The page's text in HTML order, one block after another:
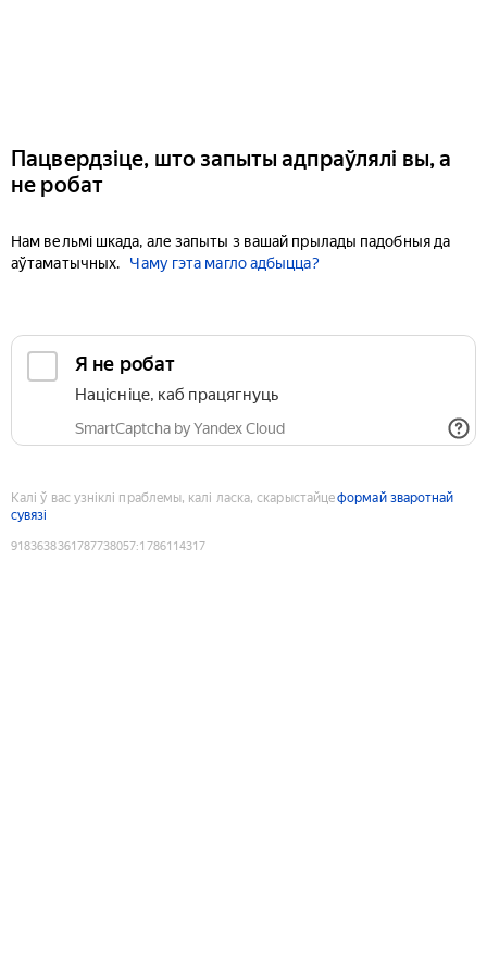
Пацвердзіце, што запыты адпраўлялі вы, а
не робат
Нам вельмі шкада, але запыты з вашай прылады падобныя да
аўтаматычных.
Чаму гэта магло адбыцца?
Я не робат
Націсніце, каб працягнуць
SmartCaptcha by Yandex Cloud
Калі ў вас узніклі праблемы, калі ласка, скарыстайцеформай зваротнай
сувязі
9183638361787738057:1786114317